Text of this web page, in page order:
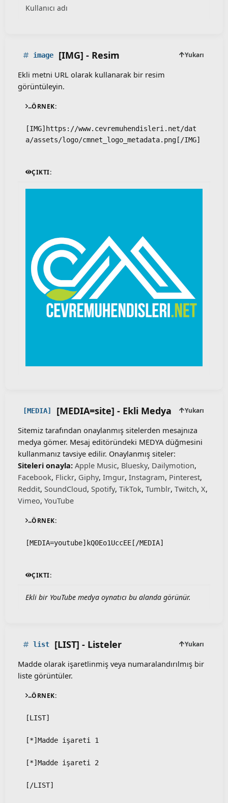
Kullanıcı adı
image [IMG] - Resim Yukarı
Ekli metni URL olarak kullanarak bir resim
görüntüleyin.
ÖRNEK:
[IMG]https://www.cevremuhendisleri.net/dat
a/assets/logo/cmnet_logo_metadata.png[/IMG]
ÇIKTI:
[MEDIA] [MEDIA=site] - Ekli Medya Yukarı
Sitemiz tarafından onaylanmış sitelerden mesajnıza
medya gömer. Mesaj editöründeki MEDYA düğmesini
kullanmanız tavsiye edilir. Onaylanmış siteler:
Siteleri onayla: Apple Music, Bluesky, Dailymotion,
Facebook, Flickr, Giphy, Imgur, Instagram, Pinterest,
Reddit, SoundCloud, Spotify, TikTok, Tumblr, Twitch, X,
Vimeo, YouTube
ÖRNEK:
[MEDIA=youtube]kQ0Eo1UccEE[/MEDIA]
ÇIKTI:
Ekli bir YouTube medya oynatıcı bu alanda görünür.
list [LIST] - Listeler Yukarı
Madde olarak işaretlinmiş veya numaralandırılmış bir
liste görüntüler.
ÖRNEK:
[LIST]
[*]Madde işareti 1
[*]Madde işareti 2
[/LIST]